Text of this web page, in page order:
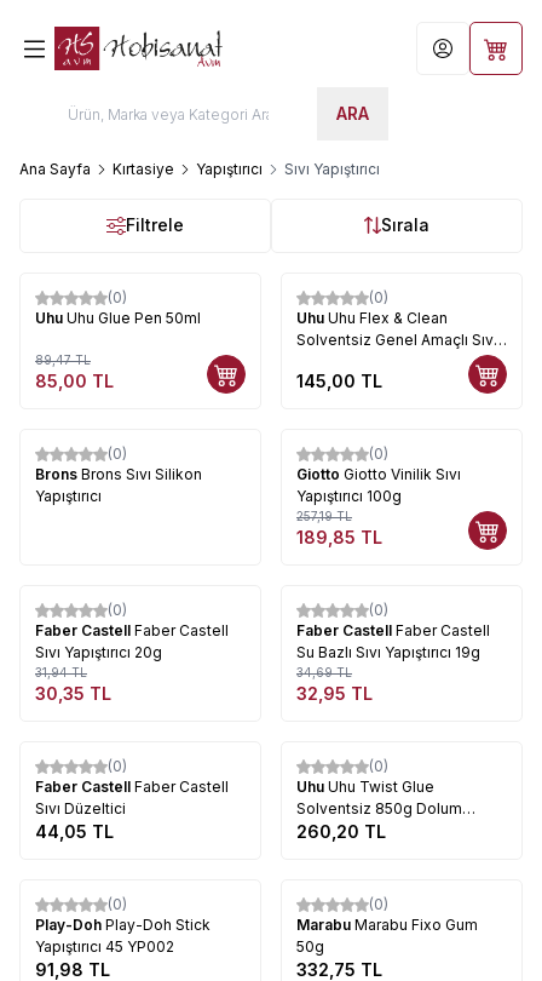
ARA
Hesabım
Ana Sayfa Kırtasiye Yapıştırıcı Sıvı Yapıştırıcı
Filtrele Sırala
%5
(0)
Uhu Uhu Glue Pen 50ml
89,47TL
85,00 TL
(0)
Uhu Uhu Flex & Clean
Solventsiz Genel Amaçlı Sıvı
145,00 TL
(0)
Brons Brons Sıvı Silikon
Yapıştırıcı
%26
(0)
Giotto Giotto Vinilik Sıvı
Yapıştırıcı 100g
257,19TL
189,85 TL
%5
(0)
Faber Castell Faber Castell
Sıvı Yapıştırıcı 20g
31,94TL
30,35 TL
%5
(0)
Faber Castell Faber Castell
Su Bazlı Sıvı Yapıştırıcı 19g
34,69TL
32,95 TL
(0)
Faber Castell Faber Castell
Sıvı Düzeltici
44,05 TL
(0)
Uhu Uhu Twist Glue
Solventsiz 850g Dolum
Şişesi (Uhu46325)
260,20 TL
(0)
Play-Doh Play-Doh Stick
Yapıştırıcı 45 YP002
91,98 TL
(0)
Marabu Marabu Fixo Gum
50g
332,75 TL